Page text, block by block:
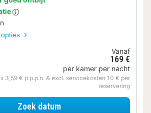
Vanaf
169 €
per kamer per nacht
3,59 € p.p.p.n. & excl. servicekosten 10 € per
reservering
Zoek datumvoor Later Uitchecken